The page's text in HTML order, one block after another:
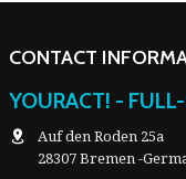
CONTACT
YOURACT! -
Auf den Roden 25a
28307 Bremen -